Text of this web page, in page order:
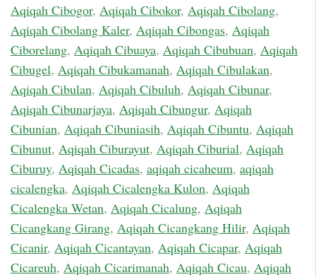
Aqiqah Cibogor, Aqiqah Cibokor, Aqiqah Cibolang,
Aqiqah Cibolang Kaler, Aqiqah Cibongas, Aqiqah
Ciborelang, Aqiqah Cibuaya, Aqiqah Cibubuan, Aqiqah
Cibugel, Aqiqah Cibukamanah, Aqiqah Cibulakan,
Aqiqah Cibulan, Aqiqah Cibuluh, Aqiqah Cibunar,
Aqiqah Cibunarjaya, Aqiqah Cibungur, Aqiqah
Cibunian, Aqiqah Cibuniasih, Aqiqah Cibuntu, Aqiqah
Cibunut, Aqiqah Ciburayut, Aqiqah Ciburial, Aqiqah
Ciburuy, Aqiqah Cicadas, aqiqah cicaheum, aqiqah
cicalengka, Aqiqah Cicalengka Kulon, Aqiqah
Cicalengka Wetan, Aqiqah Cicalung, Aqiqah
Cicangkang Girang, Aqiqah Cicangkang Hilir, Aqiqah
Cicanir, Aqiqah Cicantayan, Aqiqah Cicapar, Aqiqah
Cicareuh, Aqiqah Cicarimanah, Aqiqah Cicau, Aqiqah